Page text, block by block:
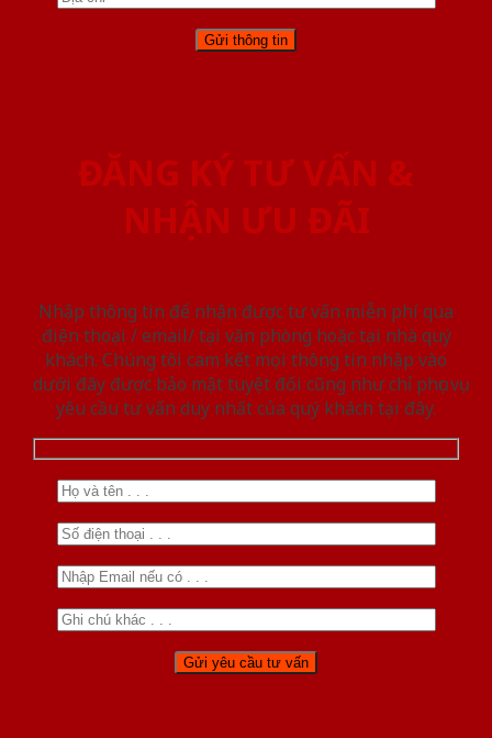
ĐĂNG KÝ TƯ VẤN &
NHẬN ƯU ĐÃI
Nhập thông tin để nhận được tư vấn miễn phí qua
điện thoại / email/ tại văn phòng hoặc tại nhà quý
khách. Chúng tôi cam kết mọi thông tin nhập vào
dưới đây được bảo mật tuyệt đối cũng như chỉ phục vụ
yêu cầu tư vấn duy nhất của quý khách tại đây.